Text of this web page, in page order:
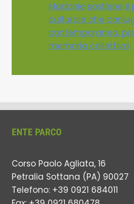
Madonie sostiene il
culturale che
contemporanea,
memoria collettiva
ENTE PARCO
Corso Paolo Agliata, 16
Petralia Sottana (PA) 90027
Telefono: +39 0921 684011